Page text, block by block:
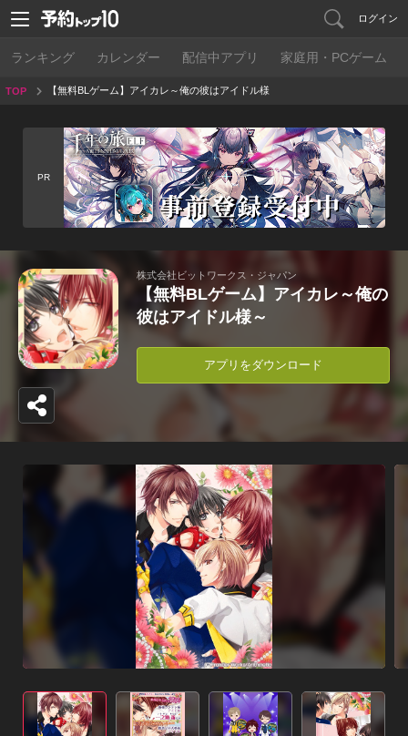
ログイン
ランキング カレンダー 配信中アプリ 家庭用・PCゲーム
TOP
【無料BLゲーム】アイカレ～俺の彼はアイドル様
PR
株式会社ビットワークス・ジャパン
【無料BLゲーム】アイカレ～俺の
彼はアイドル様～
アプリをダウンロード